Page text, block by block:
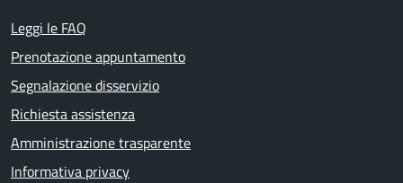
Leggi le FAQ
Prenotazione appuntamento
Segnalazione disservizio
Richiesta assistenza
Amministrazione trasparente
Informativa privacy